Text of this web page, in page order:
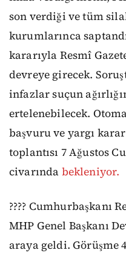
son verdiği ve tüm
kurumlarınca
kararıyla Resmî
devreye girecek.
infazlar suçun
ertelenebilecek.
başvuru ve yargı
toplantısı 7 Ağustos
civarında bekleniyor.
???? Cumhurbaşkanı
MHP Genel Başkanı
araya geldi. Görüşme